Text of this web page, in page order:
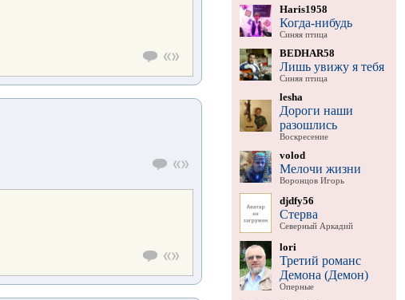
Haris1958
Когда-нибудь
Синяя птица
BEDHAR58
Лишь увижу я тебя
Синяя птица
lesha
Дороги наши
разошлись
Воскресение
volod
Мелочи жизни
Воронцов Игорь
djdfy56
Стерва
Северный Аркадий
lori
Третий романс
Демона (Демон)
Оперные